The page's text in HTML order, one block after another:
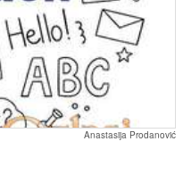
Anastasija Prodanović